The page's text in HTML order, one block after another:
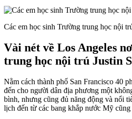
Các em học sinh Trường trung học nội
Vài nét về Los Angeles
trung học nội trú Justin
Nằm cách thành phố San Francisco 40
đến cho người dân địa phương một
bình, nhưng cũng đủ năng động và nổi
lịch đến từ các bang khắp nước Mỹ